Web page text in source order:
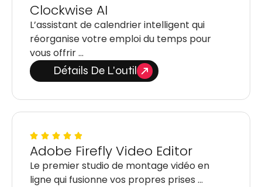
Clockwise AI
L’assistant de calendrier intelligent qui
réorganise votre emploi du temps pour
vous offrir …
Détails De L'outil
Adobe Firefly Video Editor
Le premier studio de montage vidéo en
ligne qui fusionne vos propres prises …